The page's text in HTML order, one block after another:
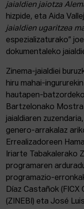
jaialdien jaiotza
hizpide, eta Aida
jaialdien ugaritzea
espezializaturako”
dokumentaleko
Zinema-jaialdiei
hiru mahai-
hautapen-
Bartzelonako
jaialdiaren
genero-arrakalaz
Errealizadoreen
Iriarte Tabakalerako
programaren
programazio-
Díaz Castañok (FICX
(ZINEBI) eta José